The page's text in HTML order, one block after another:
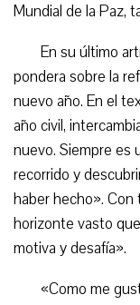
Mundial de la Paz,
En su último
pondera sobre la
nuevo año. En el
año civil,
nuevo. Siempre es
recorrido y
haber hecho». Con
horizonte vasto
motiva y desafía».
«Como me